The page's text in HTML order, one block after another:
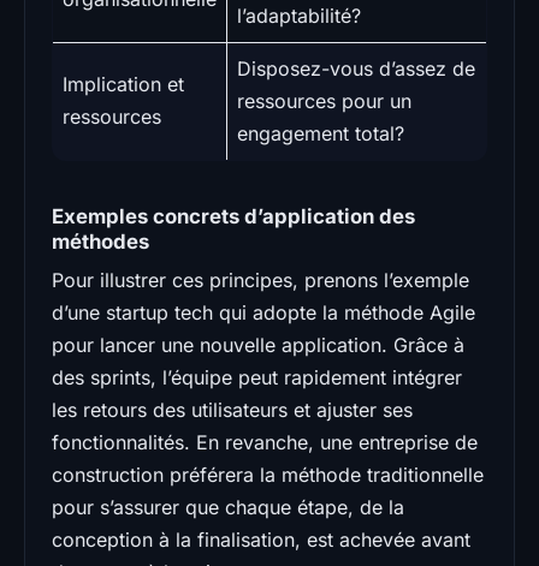
l’adaptabilité?
Implication et
ressources
Disposez-vous d’assez de
ressources pour un
engagement total?
Exemples concrets d’application des
méthodes
Pour illustrer ces principes, prenons l’exemple
d’une startup tech qui adopte la méthode Agile
pour lancer une nouvelle application. Grâce à
des sprints, l’équipe peut rapidement intégrer
les retours des utilisateurs et ajuster ses
fonctionnalités. En revanche, une entreprise de
construction préférera la méthode traditionnelle
pour s’assurer que chaque étape, de la
conception à la finalisation, est achevée avant